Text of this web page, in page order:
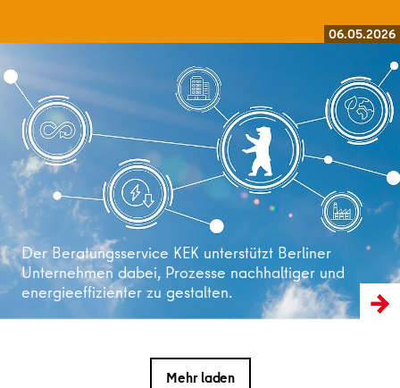
06.05.2026
Der Beratungsservice KEK unterstützt Berliner
Unternehmen dabei, Prozesse nachhaltiger und
energieeffizienter zu gestalten.
Weiterlesen
Mehr laden